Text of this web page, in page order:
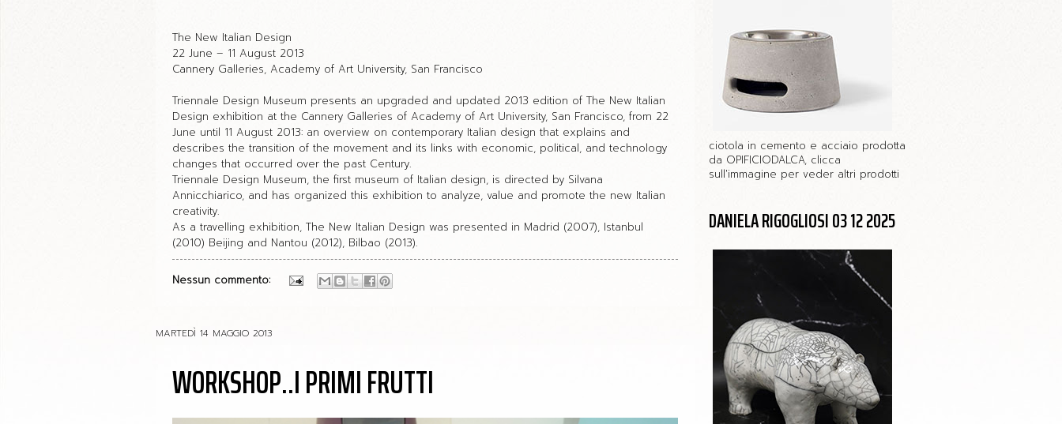
The New Italian Design
22 June – 11 August 2013
Cannery Galleries, Academy of Art University, San Francisco
Triennale Design Museum presents an upgraded and updated 2013 edition of The New Italian
Design exhibition at the Cannery Galleries of Academy of Art University, San Francisco, from 22
June until 11 August 2013: an overview on contemporary Italian design that explains and
describes the transition of the movement and its links with economic, political, and technology
changes that occurred over the past Century.
Triennale Design Museum, the first museum of Italian design, is directed by Silvana
Annicchiarico, and has organized this exhibition to analyze, value and promote the new Italian
creativity.
As a travelling exhibition, The New Italian Design was presented in Madrid (2007), Istanbul
(2010) Beijing and Nantou (2012), Bilbao (2013).
Nessun commento:
MARTEDÌ 14 MAGGIO 2013
WORKSHOP..I PRIMI FRUTTI
ciotola in cemento e acciaio prodotta
da OPIFICIODALCA, clicca
sull'immagine per veder altri prodotti
DANIELA RIGOGLIOSI 03 12 2025